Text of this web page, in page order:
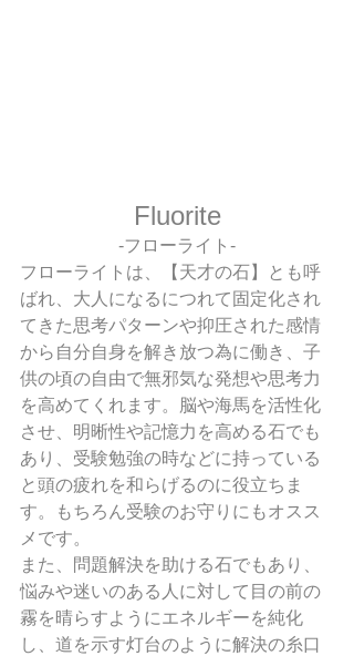
Fluorite
-フローライト-
フローライトは、【天才の石】とも呼
ばれ、大人になるにつれて固定化され
てきた思考パターンや抑圧された感情
から自分自身を解き放つ為に働き、子
供の頃の自由で無邪気な発想や思考力
を高めてくれます。脳や海馬を活性化
させ、明晰性や記憶力を高める石でも
あり、受験勉強の時などに持っている
と頭の疲れを和らげるのに役立ちま
す。もちろん受験のお守りにもオスス
メです。
また、問題解決を助ける石でもあり、
悩みや迷いのある人に対して目の前の
霧を晴らすようにエネルギーを純化
し、道を示す灯台のように解決の糸口